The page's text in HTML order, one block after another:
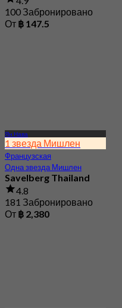
Одна звезда Мишлен
Savelberg Thailand
4.8
181 Забронировано
От฿ 2,380